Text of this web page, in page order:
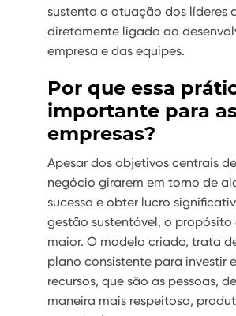
sustenta a atuação dos líderes
diretamente ligada ao
empresa e das equipes.
Por que essa
importante para
empresas?
Apesar dos objetivos centrais
negócio girarem em torno de
sucesso e obter lucro
gestão sustentável, o propósito
maior. O modelo criado, trata
plano consistente para investir
recursos, que são as pessoas,
maneira mais respeitosa,